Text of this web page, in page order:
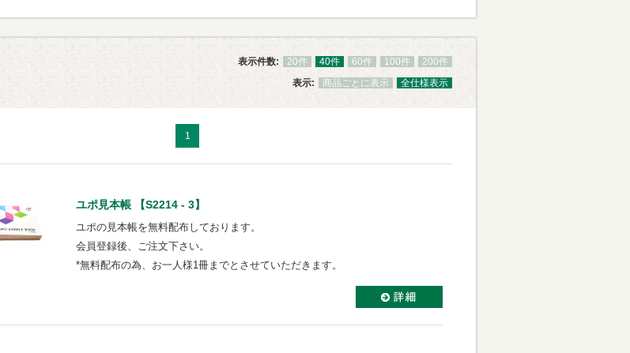
表示件数: 20件 40件 60件 100件
200件
表示:
商品ごとに表示 全仕様表示
1
ユポ見本帳 【S2214 - 3】
ユポの見本帳を無料配布しております。
会員登録後、ご注文下さい。
*無料配布の為、お一人様1冊までとさせていただきます。